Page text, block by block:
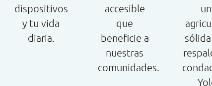
dispositivos
y tu vida
diaria.
accesible
que
beneficie a
nuestras
comunidades.